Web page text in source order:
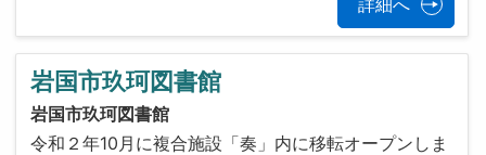
岩国市玖珂図書館
岩国市玖珂図書館
令和２年10月に複合施設「奏」内に移転オープンしま